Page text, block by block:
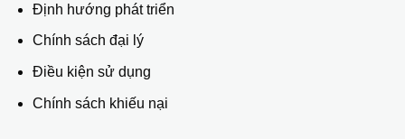
Định hướng phát triển
Chính sách đại lý
Điều kiện sử dụng
Chính sách khiếu nại